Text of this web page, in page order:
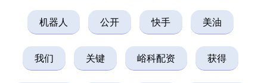
机器人 公开 快手 美油
我们 关键 峪科配资 获得